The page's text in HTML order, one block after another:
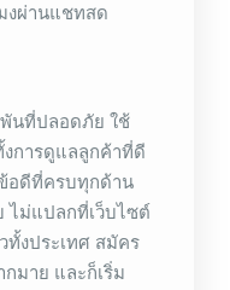
งผ่านแชทสด
นที่ปลอดภัย ใช้
งการดูแลลูกค้าที่ดี
อดีที่ครบทุกด้าน
ไม่แปลกที่เว็บไซต์
ทั้งประเทศ สมัคร
มาย และก็เริ่ม